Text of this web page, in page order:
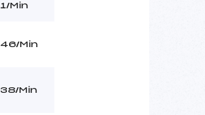
1/Min
46/Min
38/Min